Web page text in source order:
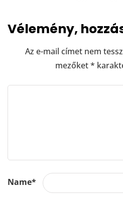
Vélemény,
Az e-mail címet nem
mezőket*
Name*